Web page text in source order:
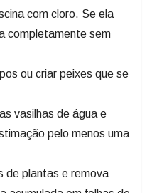
completamente sem
ou criar peixes que se
vasilhas de água e
pelo menos uma
acumulada em folhas de